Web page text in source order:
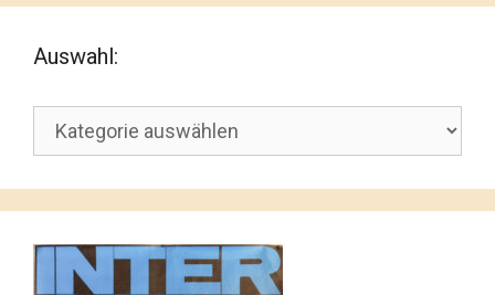
Auswahl:
Auswahl: